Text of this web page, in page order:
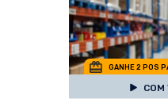
GANHE 2 POS
COM